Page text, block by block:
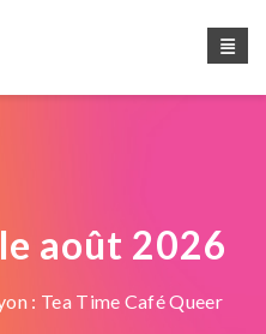
août 2026
: Tea Time Café Queer